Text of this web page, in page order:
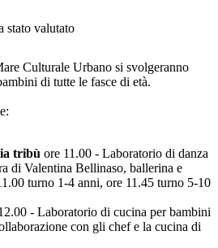
stato valutato
Culturale Urbano si svolgeranno
di tutte le fasce di età.
tribù ore 11.00 - Laboratorio di danza
di Valentina Bellinaso, ballerina e
turno 1-4 anni, ore 11.45 turno 5-10
- Laboratorio di cucina per bambini
con gli chef e la cucina di